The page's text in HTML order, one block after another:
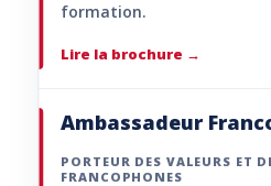
formation.
Lire la brochure
Ambassadeur
PORTEUR DES VALEURS ET
FRANCOPHONES